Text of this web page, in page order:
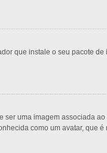
que instale o seu pacote
uma imagem associada
como um avatar, que